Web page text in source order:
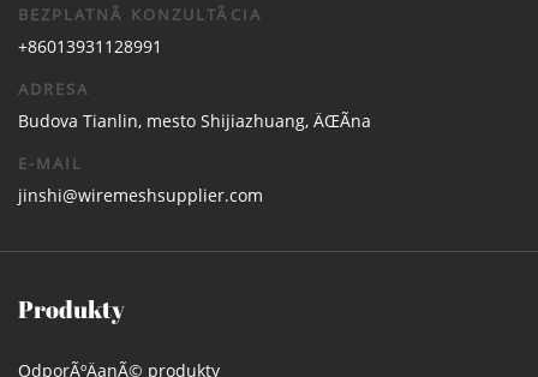
BEZPLATNÃ KONZULTÃCIA
+86013931128991
ADRESA
Budova Tianlin, mesto Shijiazhuang, ÄŒÃ­na
E-MAIL
jinshi@wiremeshsupplier.com
Produkty
OdporÃºÄanÃ© produkty